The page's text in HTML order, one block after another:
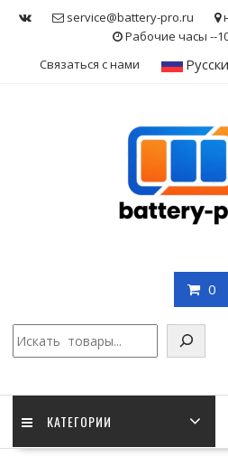
service@battery-pro.ru
Рабочие часы --
Связаться с нами
0
КАТЕГОРИИ